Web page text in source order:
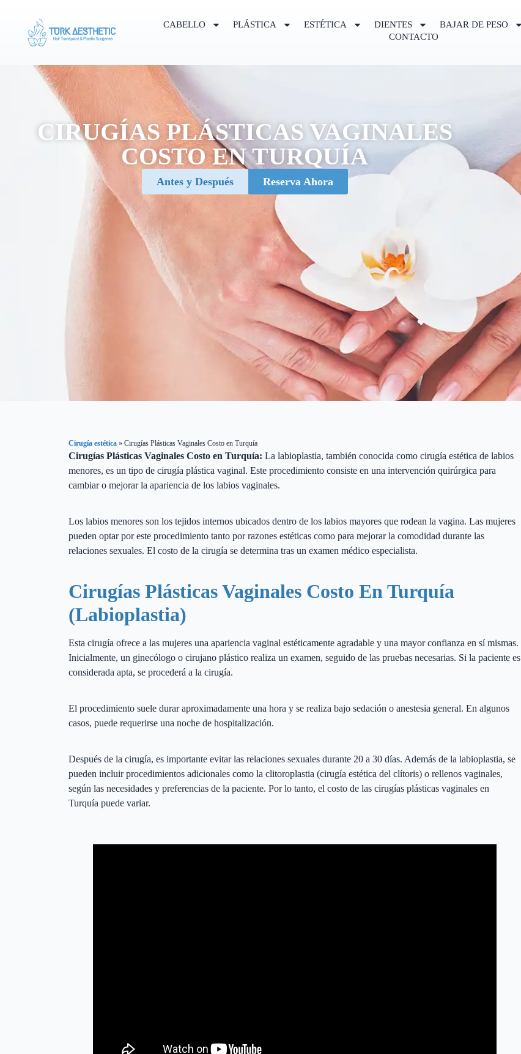
CABELLO PLÁSTICA ESTÉTICA DIENTES BAJAR DE PESO
CONTACTO
CIRUGÍAS PLÁSTICAS VAGINALES
COSTO EN TURQUÍA
Antes y Después Reserva Ahora
Cirugía estética » Cirugías Plásticas Vaginales Costo en Turquía
Cirugías Plásticas Vaginales Costo en Turquía: La labioplastia, también conocida como cirugía estética de labios
menores, es un tipo de cirugía plástica vaginal. Este procedimiento consiste en una intervención quirúrgica para
cambiar o mejorar la apariencia de los labios vaginales.
Los labios menores son los tejidos internos ubicados dentro de los labios mayores que rodean la vagina. Las mujeres
pueden optar por este procedimiento tanto por razones estéticas como para mejorar la comodidad durante las
relaciones sexuales. El costo de la cirugía se determina tras un examen médico especialista.
Cirugías Plásticas Vaginales Costo En Turquía
(Labioplastia)
Esta cirugía ofrece a las mujeres una apariencia vaginal estéticamente agradable y una mayor confianza en sí mismas.
Inicialmente, un ginecólogo o cirujano plástico realiza un examen, seguido de las pruebas necesarias. Si la paciente es
considerada apta, se procederá a la cirugía.
El procedimiento suele durar aproximadamente una hora y se realiza bajo sedación o anestesia general. En algunos
casos, puede requerirse una noche de hospitalización.
Después de la cirugía, es importante evitar las relaciones sexuales durante 20 a 30 días. Además de la labioplastia, se
pueden incluir procedimientos adicionales como la clitoroplastia (cirugía estética del clítoris) o rellenos vaginales,
según las necesidades y preferencias de la paciente. Por lo tanto, el costo de las cirugías plásticas vaginales en
Turquía puede variar.